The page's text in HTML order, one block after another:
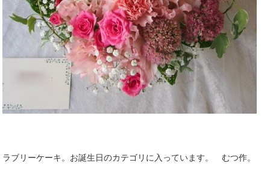
ラブリーケーキ。お誕生日のカテゴリに入っています。 むつ作。